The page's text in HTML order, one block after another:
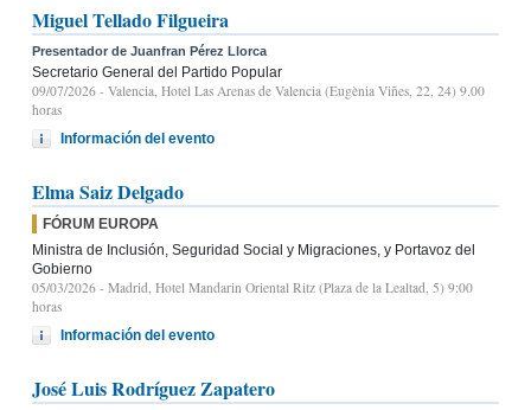
Miguel Tellado Filgueira
Presentador de Juanfran Pérez Llorca
Secretario General del Partido Popular
09/07/2026 - Valencia, Hotel Las Arenas de Valencia (Eugènia Viñes, 22, 24) 9.00
horas
Información del evento
Elma Saiz Delgado
FÓRUM EUROPA
Ministra de Inclusión, Seguridad Social y Migraciones, y Portavoz del
Gobierno
05/03/2026 - Madrid, Hotel Mandarin Oriental Ritz (Plaza de la Lealtad, 5) 9:00
horas
Información del evento
José Luis Rodríguez Zapatero